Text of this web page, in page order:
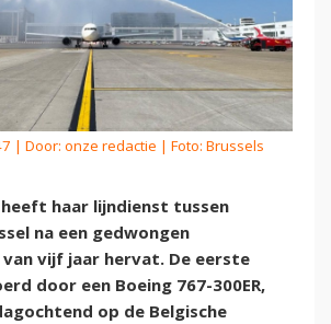
| Door: onze redactie | Foto: Brussels
haar lijndienst tussen
na een gedwongen
vijf jaar hervat. De eerste
door een Boeing 767-300ER,
op de Belgische